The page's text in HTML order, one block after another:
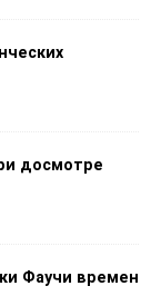
досмотре
Фаучи времен